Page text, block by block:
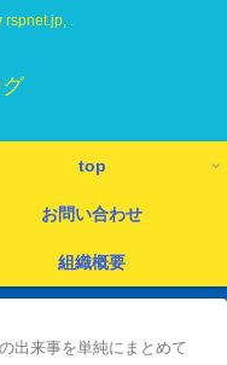
rspnet.jp, .
top
お問い合わせ
組織概要
出来事を単純にまとめて